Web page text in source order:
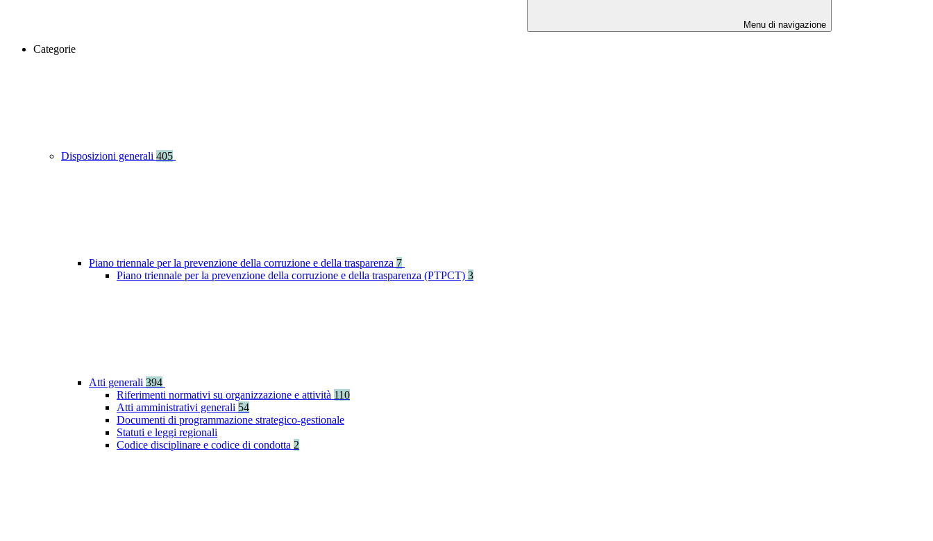
Menu di navigazione
Categorie
Disposizioni generali 405
Piano triennale per la prevenzione della corruzione e della trasparenza 7
Piano triennale per la prevenzione della corruzione e della trasparenza (PTPCT) 3
Atti generali 394
Riferimenti normativi su organizzazione e attività 110
Atti amministrativi generali 54
Documenti di programmazione strategico-gestionale
Statuti e leggi regionali
Codice disciplinare e codice di condotta 2